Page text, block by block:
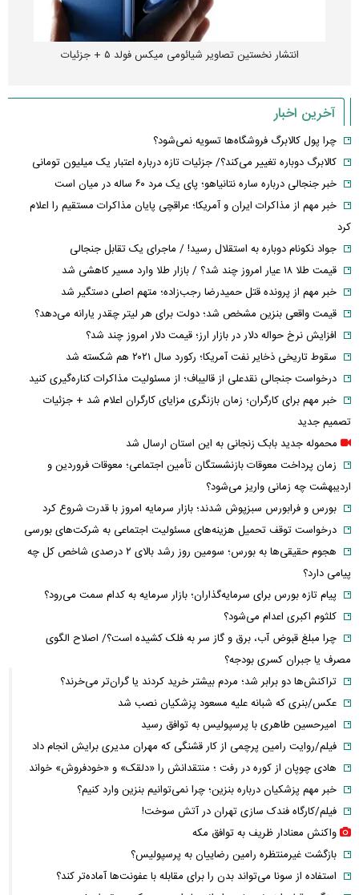
انتشار نخستین تصاویر شیائومی میکس فولد ۵ + جزئیات
آخرین اخبار
چرا پول کالابرگ فروشگاه‌ها تسویه نمی‌شود؟
کالابرگ دوباره تغییر می‌کند؟/ جزئیات تازه درباره اعتبار یک میلیون تومانی
خبر جنجالی درباره ساره نتانیاهو؛ پای یک مرد ۶۰ ساله در میان است
خبر مهم از مذاکرات ایران و آمریکا؛ عراقچی پایان مذاکرات مستقیم را اعلام
کرد
جواد نکونام دوباره به استقلال رسید! / ماجرای یک تقابل جنجالی
قیمت طلا ۱۸ عیار امروز چند شد؟ / بازار طلا وارد مسیر کاهشی شد
خبر مهم از پرونده قتل حمیدرضا رجب‌زاده؛ متهم اصلی دستگیر شد
قیمت واقعی بنزین مشخص شد؛ دولت برای هر لیتر چقدر یارانه می‌دهد؟
افزایش نرخ حواله دلار در بازار ارز؛ قیمت دلار امروز چند شد؟
سقوط تاریخی ذخایر نفت آمریکا؛ رکورد سال ۲۰۲۱ هم شکسته شد
درخواست جنجالی نقدعلی از قالیباف؛ از مسئولیت مذاکرات کناره‌گیری کنید
خبر مهم برای کارگران؛ زمان بازنگری مزایای کارگران اعلام شد + جزئیات
تصمیم جدید
محموله جدید بابک زنجانی به این استان ارسال شد
زمان پرداخت معوقات بازنشستگان تأمین اجتماعی؛ معوقات فروردین و
اردیبهشت چه زمانی واریز می‌شود؟
بورس و فرابورس سبزپوش شدند؛ بازار سرمایه امروز با قدرت شروع کرد
درخواست توقف تحمیل هزینه‌های مسئولیت اجتماعی به شرکت‌های بورسی
هجوم حقیقی‌ها به بورس؛ سومین روز رشد بالای ۲ درصدی شاخص کل چه
پیامی دارد؟
پیام تازه بورس برای سرمایه‌گذاران؛ بازار سرمایه به کدام سمت می‌رود؟
کلثوم اکبری اعدام می‌شود؟
چرا مبلغ قبوض آب، برق و گاز سر به فلک کشیده است؟/ اصلاح الگوی
مصرف یا جبران کسری بودجه؟
تراکنش‌ها دو برابر شد؛ مردم بیشتر خرید کردند یا گران‌تر می‌خرند؟
عکس/بنری که شبانه علیه مسعود پزشکیان نصب شد
امیرحسین طاهری با پرسپولیس به توافق رسید
فیلم/روایت رامین پرچمی از کار قشنگی که مهران مدیری برایش انجام داد
هادی چوپان از کوره در رفت ؛ منتقدانش را «دلقک» و «خودفروش» خواند
خبر مهم پزشکیان درباره بنزین؛ چرا نمی‌توانیم بنزین وارد کنیم؟
فیلم/کارگاه فندک سازی تهران در آتش سوخت!
واکنش معنادار ظریف به توافق مکه
بازگشت غیرمنتظره رامین رضاییان به پرسپولیس؟
استفاده از سونا می‌تواند بدن را برای مقابله با عفونت‌ها آماده‌تر کند؟